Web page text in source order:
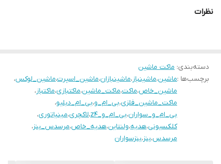
نظرات
دسته‌بندی: ماکت ماشین
برچسب‌ها :ماشین،ماشینباز،ماشینبازان،ماشین_اسپرت،ماشین_لوکس،
ماشین_خاص،ماکت،ماکت_ماشین،ماکتبازی،ماکتباز،
ماکت_ماشین_فلزی،بی_ام_و،بی_ام_دبلیو،
بی_ام_و_سواران،بی_ام_و_z4 ،لاکچری،مینیاتوری،
کلکسیونی،هدیه،ولنتاین،هدیه_خاص،مرسدس_بنز،
مرسدس،بنز،بنزسواران